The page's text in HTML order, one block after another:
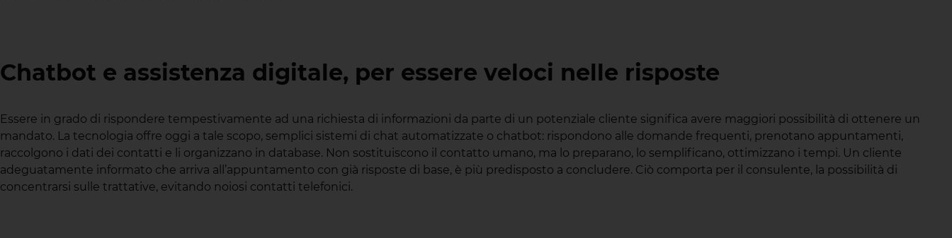
Chatbot e assistenza digitale, per essere veloci nelle risposte
Essere in grado di rispondere tempestivamente ad una richiesta di informazioni da parte di un potenziale cliente significa avere maggiori possibilità di ottenere un
mandato. La tecnologia offre oggi a tale scopo, semplici sistemi di chat automatizzate o chatbot: rispondono alle domande frequenti, prenotano appuntamenti,
raccolgono i dati dei contatti e li organizzano in database. Non sostituiscono il contatto umano, ma lo preparano, lo semplificano, ottimizzano i tempi. Un cliente
adeguatamente informato che arriva all’appuntamento con già risposte di base, è più predisposto a concludere. Ciò comporta per il consulente, la possibilità di
concentrarsi sulle trattative, evitando noiosi contatti telefonici.